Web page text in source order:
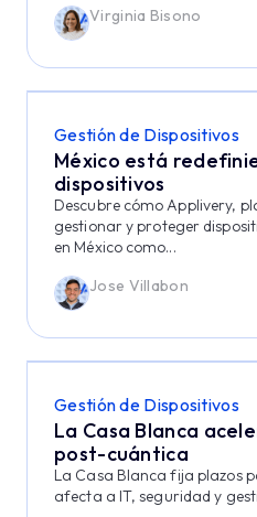
Virginia Bisono
Gestión de Dispositivos
México está
dispositivos
Descubre cómo Applivery,
gestionar y proteger
en México como...
Jose Villabon
Gestión de Dispositivos
La Casa Blanca
post-cuántica
La Casa Blanca fija plazos
afecta a IT, seguridad y